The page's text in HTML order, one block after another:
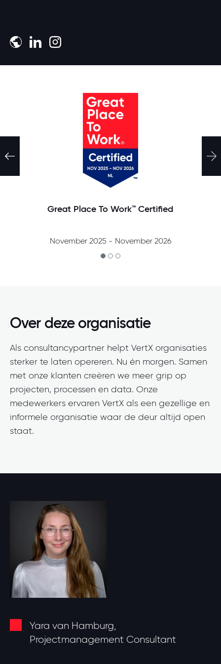
Great Place To Work™ Certified
November 2025 - November 2026
Over deze organisatie
Als consultancypartner helpt VertX organisaties
sterker te laten opereren. Nu én morgen. Samen
met onze klanten creëren we meer grip op
projecten, processen en data. Onze
medewerkers ervaren VertX als een gezellige en
informele organisatie waar de deur altijd open
staat.
Yara van Hamburg,
Projectmanagement Consultant